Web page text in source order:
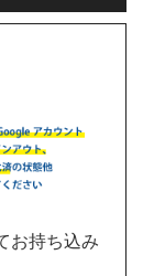
お持ち込み